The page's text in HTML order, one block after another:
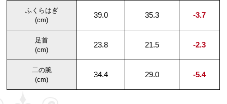
ふくらはぎ
(cm)
39.0 35.3 -3.7
足首
(cm)
23.8 21.5 -2.3
二の腕
(cm)
34.4 29.0 -5.4